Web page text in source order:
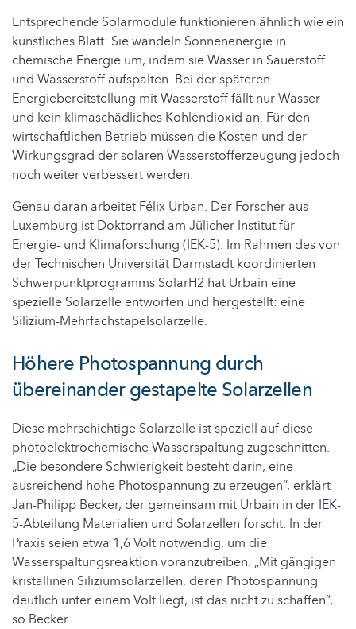
Entsprechende Solarmodule funktionieren ähnlich wie ein
künstliches Blatt: Sie wandeln Sonnenenergie in
chemische Energie um, indem sie Wasser in Sauerstoff
und Wasserstoff aufspalten. Bei der späteren
Energiebereitstellung mit Wasserstoff fällt nur Wasser
und kein klimaschädliches Kohlendioxid an. Für den
wirtschaftlichen Betrieb müssen die Kosten und der
Wirkungsgrad der solaren Wasserstofferzeugung jedoch
noch weiter verbessert werden.
Genau daran arbeitet Félix Urban. Der Forscher aus
Luxemburg ist Doktorrand am Jülicher Institut für
Energie- und Klimaforschung (IEK-5). Im Rahmen des von
der Technischen Universität Darmstadt koordinierten
Schwerpunktprogramms SolarH2 hat Urbain eine
spezielle Solarzelle entworfen und hergestellt: eine
Silizium-Mehrfachstapelsolarzelle.
Höhere Photospannung durch
übereinander gestapelte Solarzellen
Diese mehrschichtige Solarzelle ist speziell auf diese
photoelektrochemische Wasserspaltung zugeschnitten.
„Die besondere Schwierigkeit besteht darin, eine
ausreichend hohe Photospannung zu erzeugen“, erklärt
Jan-Philipp Becker, der gemeinsam mit Urbain in der IEK-
5-Abteilung Materialien und Solarzellen forscht. In der
Praxis seien etwa 1,6 Volt notwendig, um die
Wasserspaltungsreaktion voranzutreiben. „Mit gängigen
kristallinen Siliziumsolarzellen, deren Photospannung
deutlich unter einem Volt liegt, ist das nicht zu schaffen“,
so Becker.